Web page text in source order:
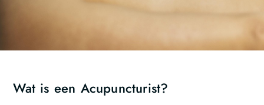
Wat is een Acupuncturist?